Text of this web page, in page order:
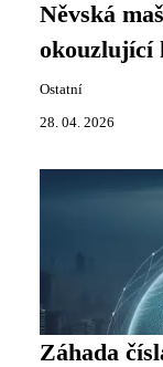
Něvská
okouzlující
Ostatní
28. 04. 2026
Záhada